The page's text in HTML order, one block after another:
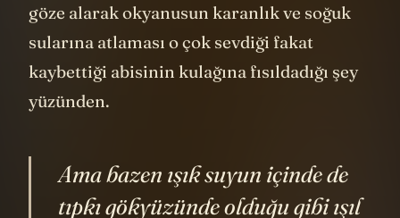
büyük bir fedakarlık yaparak ve ölümü dahi
göze alarak okyanusun karanlık ve soğuk
sularına atlaması o çok sevdiği fakat
kaybettiği abisinin kulağına fısıldadığı şey
Ama bazen ışık suyun içinde de